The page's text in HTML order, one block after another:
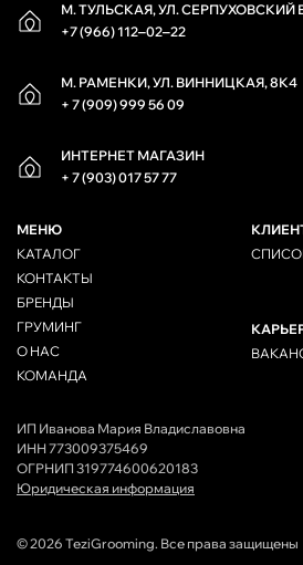
М. ТУЛЬСКАЯ, УЛ. СЕРПУХОВСКИЙ
+7 (966) 112‒02‒22
М. РАМЕНКИ, УЛ. ВИННИЦКАЯ, 8К4
+ 7 (909) 999 56 09
ИНТЕРНЕТ МАГАЗИН
+ 7 (903) 017 57 77
МЕНЮ
КАТАЛОГ
КОНТАКТЫ
БРЕНДЫ
ГРУМИНГ
О НАС
КОМАНДА
ИП Иванова Мария Владиславовна
ИНН 773009375469
ОГРНИП 319774600620183
Юридическая информация
© 2026 TeziGrooming. Все права защищены